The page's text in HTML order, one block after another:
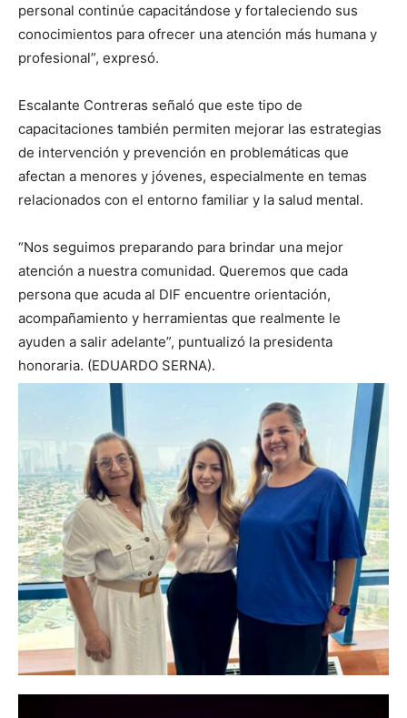
personal continúe capacitándose y fortaleciendo sus
conocimientos para ofrecer una atención más humana y
profesional”, expresó.
Escalante Contreras señaló que este tipo de
capacitaciones también permiten mejorar las estrategias
de intervención y prevención en problemáticas que
afectan a menores y jóvenes, especialmente en temas
relacionados con el entorno familiar y la salud mental.
“Nos seguimos preparando para brindar una mejor
atención a nuestra comunidad. Queremos que cada
persona que acuda al DIF encuentre orientación,
acompañamiento y herramientas que realmente le
ayuden a salir adelante”, puntualizó la presidenta
honoraria. (EDUARDO SERNA).